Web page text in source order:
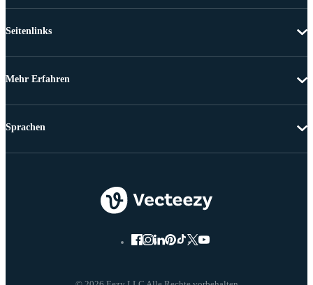
Seitenlinks
Mehr Erfahren
Sprachen